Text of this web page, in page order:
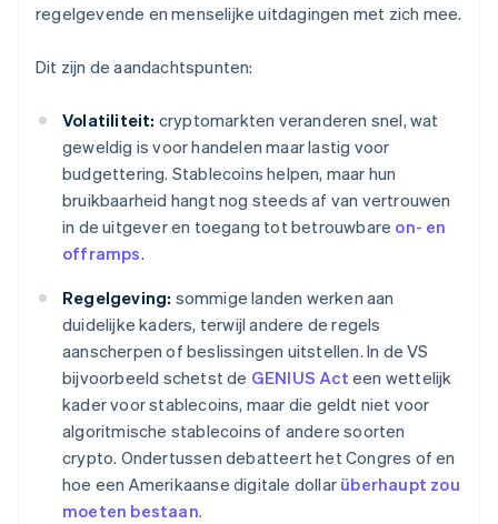
regelgevende en menselijke uitdagingen met zich mee.
Dit zijn de aandachtspunten:
Volatiliteit: cryptomarkten veranderen snel, wat
geweldig is voor handelen maar lastig voor
budgettering. Stablecoins helpen, maar hun
bruikbaarheid hangt nog steeds af van vertrouwen
in de uitgever en toegang tot betrouwbare on- en
offramps.
Regelgeving: sommige landen werken aan
duidelijke kaders, terwijl andere de regels
aanscherpen of beslissingen uitstellen. In de VS
bijvoorbeeld schetst de GENIUS Act een wettelijk
kader voor stablecoins, maar die geldt niet voor
algoritmische stablecoins of andere soorten
crypto. Ondertussen debatteert het Congres of en
hoe een Amerikaanse digitale dollar überhaupt zou
moeten bestaan.